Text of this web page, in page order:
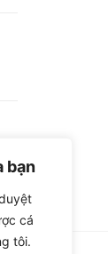
bạn
cá
tôi.